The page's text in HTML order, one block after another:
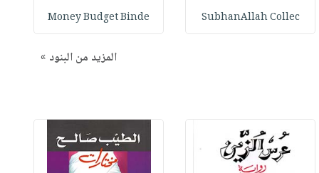
SubhanAllah Collec
Money Budget Binde
المزيد من البنود »